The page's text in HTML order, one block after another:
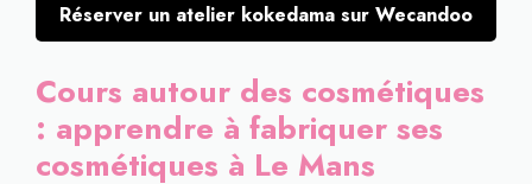
Réserver un atelier kokedama sur Wecandoo
Cours autour des cosmétiques
: apprendre à fabriquer ses
cosmétiques à Le Mans